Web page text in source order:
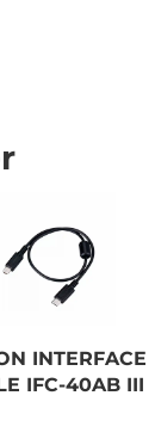
INTERFACE
IFC-40AB III